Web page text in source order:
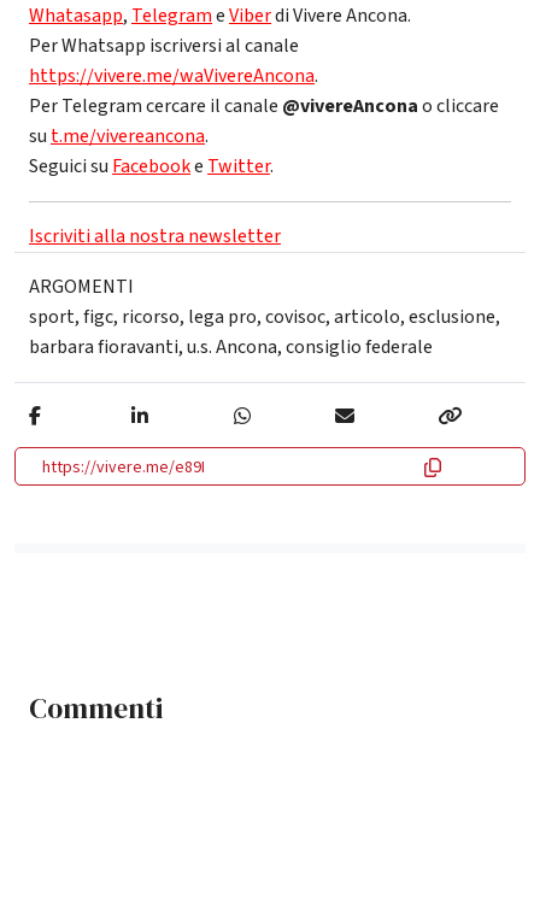
Whatasapp, TelegrameViberdi Vivere Ancona.
Per Whatsapp iscriversi al canale
https://vivere.me/waVivereAncona.
Per Telegram cercare il canale @vivereAnconao cliccare
su t.me/vivereancona.
Seguici su Facebooke Twitter.
Iscriviti alla nostra newsletter
ARGOMENTI
sport,figc, ricorso, lega pro,covisoc,articolo,esclusione,
barbara fioravanti,u.s. Ancona,consiglio federale
https://vivere.me/e89I
Commenti